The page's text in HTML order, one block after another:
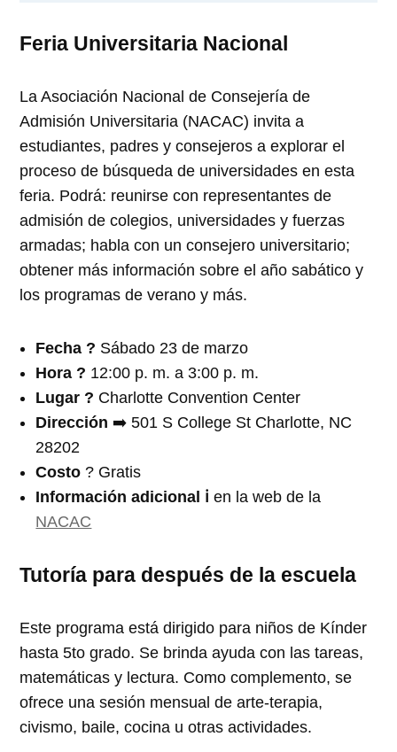
Feria Universitaria Nacional
La Asociación Nacional de Consejería de
Admisión Universitaria (NACAC) invita a
estudiantes, padres y consejeros a explorar el
proceso de búsqueda de universidades en esta
feria. Podrá: reunirse con representantes de
admisión de colegios, universidades y fuerzas
armadas; habla con un consejero universitario;
obtener más información sobre el año sabático y
los programas de verano y más.
Fecha ?️ Sábado 23 de marzo
Hora ? 12:00 p. m. a 3:00 p. m.
Lugar ? Charlotte Convention Center
Dirección ➡️ 501 S College St Charlotte, NC
28202
Costo ? Gratis
Información adicional ℹ️ en la web de la
NACAC
Tutoría para después de la escuela
Este programa está dirigido para niños de Kínder
hasta 5to grado. Se brinda ayuda con las tareas,
matemáticas y lectura. Como complemento, se
ofrece una sesión mensual de arte-terapia,
civismo, baile, cocina u otras actividades.